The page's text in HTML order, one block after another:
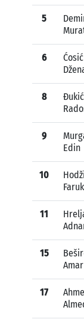
5
6
Ćosić
8
Đukić
9
Edin
10
Faruk
11
15
Amar
17